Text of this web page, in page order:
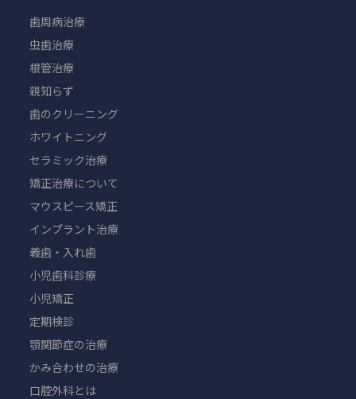
歯周病治療
虫歯治療
根管治療
親知らず
歯のクリーニング
ホワイトニング
セラミック治療
矯正治療について
マウスピース矯正
インプラント治療
義歯・入れ歯
小児歯科診療
小児矯正
定期検診
顎関節症の治療
かみ合わせの治療
口腔外科とは